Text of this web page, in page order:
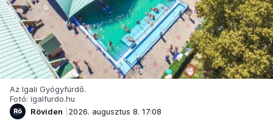
Az Igali Gyógyfürdő.
Fotó: igalfurdo.hu
Röviden
2026. augusztus 8. 17:08